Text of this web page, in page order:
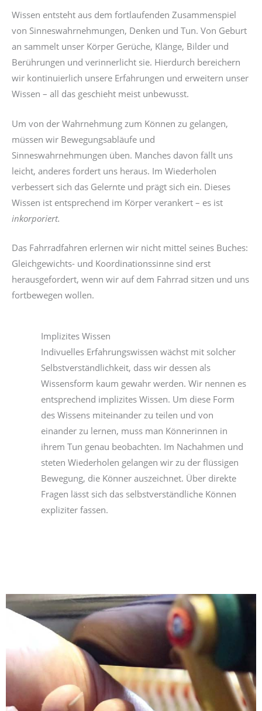
Wissen entsteht aus dem fortlaufenden Zusammenspiel
von Sinneswahrnehmungen, Denken und Tun. Von Geburt
an sammelt unser Körper Gerüche, Klänge, Bilder und
Berührungen und verinnerlicht sie. Hierdurch bereichern
wir kontinuierlich unsere Erfahrungen und erweitern unser
Wissen – all das geschieht meist unbewusst.
Um von der Wahrnehmung zum Können zu gelangen,
müssen wir Bewegungsabläufe und
Sinneswahrnehmungen üben. Manches davon fällt uns
leicht, anderes fordert uns heraus. Im Wiederholen
verbessert sich das Gelernte und prägt sich ein. Dieses
Wissen ist entsprechend im Körper verankert – es ist
inkorporiert.
Das Fahrradfahren erlernen wir nicht mittel seines Buches:
Gleichgewichts- und Koordinationssinne sind erst
herausgefordert, wenn wir auf dem Fahrrad sitzen und uns
fortbewegen wollen.
Implizites Wissen
Indivuelles Erfahrungswissen wächst mit solcher
Selbstverständlichkeit, dass wir dessen als
Wissensform kaum gewahr werden. Wir nennen es
entsprechend implizites Wissen. Um diese Form
des Wissens miteinander zu teilen und von
einander zu lernen, muss man Könnerinnen in
ihrem Tun genau beobachten. Im Nachahmen und
steten Wiederholen gelangen wir zu der flüssigen
Bewegung, die Könner auszeichnet. Über direkte
Fragen lässt sich das selbstverständliche Können
expliziter fassen.